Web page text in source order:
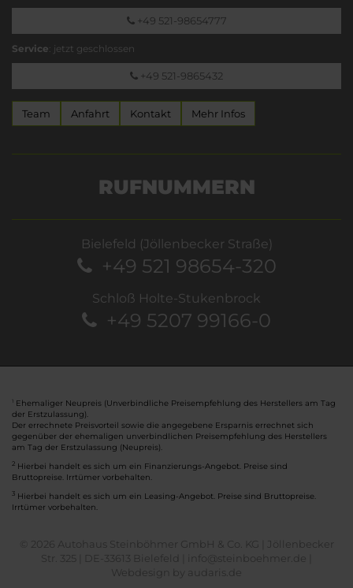
+49 521-98654777
Service: jetzt geschlossen
+49 521-9865432
Team Anfahrt Kontakt Mehr Infos
RUFNUMMERN
Bielefeld (Jöllenbecker Straße)
+49 521 98654-320
Schloß Holte-Stukenbrock
+49 5207 99166-0
Ehemaliger Neupreis (Unverbindliche Preisempfehlung des Herstellers am Tag
der Erstzulassung).
Der errechnete Preisvorteil sowie die angegebene Ersparnis errechnet sich
gegenüber der ehemaligen unverbindlichen Preisempfehlung des Herstellers
am Tag der Erstzulassung (Neupreis).
2 Hierbei handelt es sich um ein Finanzierungs-Angebot. Preise sind
Bruttopreise. Irrtümer vorbehalten.
3 Hierbei handelt es sich um ein Leasing-Angebot. Preise sind Bruttopreise.
Irrtümer vorbehalten.
© 2026 Autohaus Steinböhmer GmbH & Co. KG | Jöllenbecker
Str. 325 | DE-33613 Bielefeld | info@steinboehmer.de |
Webdesign by audaris.de